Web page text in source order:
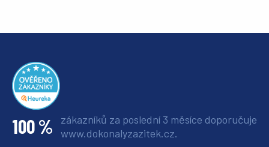
100 % zákazníků za poslední 3 měsíce doporučuje
www.dokonalyzazitek.cz.